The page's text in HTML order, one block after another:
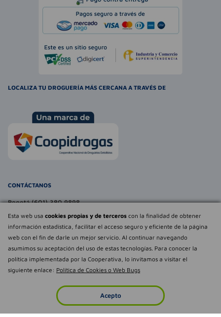
Esta web usa cookies propias y de terceros con la finalidad de obtener
información estadística, facilitar el acceso seguro y eficiente de la página
web con el fin de darle un mejor servicio. Al continuar navegando
asumimos su aceptación del uso de estas tecnologías. Para conocer la
política implementada por la Cooperativa, lo invitamos a visitar el
siguiente enlace: Política de Cookies o Web Bugs
Acepto
Imperdibles Favoritos
Déjanos tu
opinión
LOCALIZA TU DROGUERÍA MÁS CERCANA A TRAVÉS DE
CONTÁCTANOS
Bogotá (601) 380 9898
atencionalcliente@farmaexpress.com
TE PUEDE INTERESAR
NOSOTROS
Empowered by
Todos los derechos reservados Farmaexpress 2025